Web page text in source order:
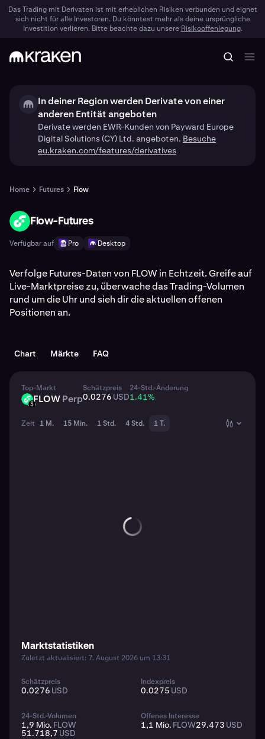
Das Trading mit Derivaten ist mit erheblichen Risiken verbunden und eignet
sich nicht für alle Investoren. Du könntest mehr als deine ursprüngliche
Investition verlieren. Bitte beachte dazu unsere Risikooffenlegung.
In deiner Region werden Derivate von einer
anderen Entität angeboten
Derivate werden EWR-Kunden von Payward Europe
Digital Solutions (CY) Ltd. angeboten. Besuche
eu.kraken.com/features/derivatives
Home Futures Flow
FLOW Flow-Futures
Verfügbar auf Pro Desktop
Verfolge Futures-Daten von FLOW in Echtzeit. Greife auf
Live-Marktpreise zu, überwache das Trading-Volumen
rund um die Uhr und sieh dir die aktuellen offenen
Positionen an.
Chart Märkte FAQ
Top-Markt
FLOW
USDFLOWPerp
Schätzpreis
0.0276 USD
24-Std.-Änderung
1.41%
Zeit 1 M. 15 Min. 1 Std. 4 Std. 1 T.
Marktstatistiken
Zuletzt aktualisiert: 7. August 2026 um 13:31
Schätzpreis
0.0276 USD
Indexpreis
0.0275 USD
24-Std.-Volumen
1,9 Mio. FLOW
51.718,7 USD
Offenes Interesse
1,1 Mio. FLOW29.473 USD